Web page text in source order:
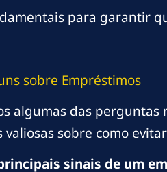
para garantir
sobre Empréstimos
algumas das
valiosas sobre como
sinais de um